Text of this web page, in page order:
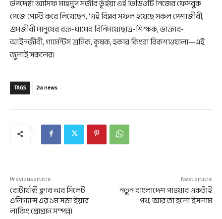
উপদেষ্টা আসিফ মাহমুদ সজীব ভূঁইয়া এই ভিডিওটি নিজের ফেসবুক
পেজে পোস্ট করে লিখেছেন, ‘এই বিপ্লব সফল হয়েছে সকল পেশাজীবী,
শ্রমজীবী মানুষের রক্ত-ঘামের বিনিময়ে।ছাত্র-শিক্ষক, ডাক্তার-
আইনজীবী, গার্মেন্টস শ্রমিক, কৃষক, হকার কিংবা রিকশাওয়ালা—এই
জুলাই সকলের।
TAGS 2w news
Previous article
রোটার্যাক্ট ক্লাব অব সিলেট
এলিগ্যান্স এর ১ম সভা ইয়ার
লাঞ্চিং প্রোগ্রাম সম্পন্ন।‎
Next article
নতুন বাংলাদেশ পাওয়ার একটাই
পথ, আর তা হলো ইসলাম